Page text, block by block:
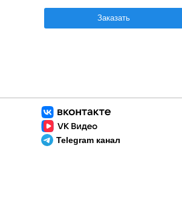
Заказать
Telegram канал